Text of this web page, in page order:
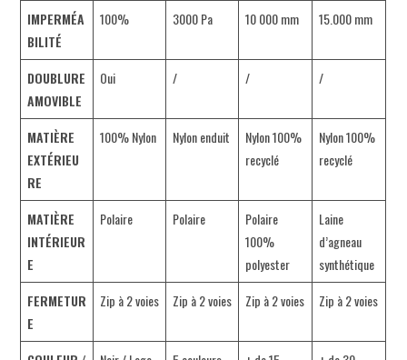
IMPERMÉA
BILITÉ
100% 3000 Pa 10 000 mm 15.000 mm
DOUBLURE
AMOVIBLE
Oui / / /
MATIÈRE
EXTÉRIEU
RE
100% Nylon Nylon enduit
Nylon 100%
recyclé
Nylon 100%
recyclé
MATIÈRE
INTÉRIEUR
E
Polaire Polaire
Polaire
100%
polyester
Laine
d’agneau
synthétique
FERMETUR
E
Zip à 2 voies Zip à 2 voies Zip à 2 voies Zip à 2 voies